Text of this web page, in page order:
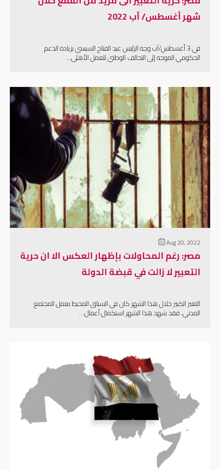
شهر أغسطس/ آب 2022
في 3 أغسطس/آب وجه الرئيس عبد الفتاح السيسي بزيادة الدعم
الحكومي الموجه إلى التحالف الوطني للعمل الأهلي…
إقرأ المزيد
Aug 20, 2022
مصر: رغم المحاولات بإظهار العكس الا ان حرية
التعبير لا زالت في قبضة الدولة
التغير الكبير خلال هذا الشهر كان في السياق المحيط بعمل المجتمع
المدني، فقد شهد هذا الشهر استكمال أعمال…
إقرأ المزيد